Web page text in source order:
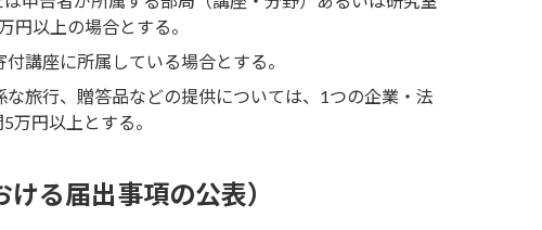
円以上の場合とする。
講座に所属している場合とする。
旅行、贈答品などの提供については、1つの企業・法
万円以上とする。
る届出事項の公表）